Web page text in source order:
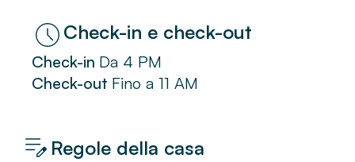
Check-in Da 4 PM
Check-out Fino a 11 AM
Regole della casa